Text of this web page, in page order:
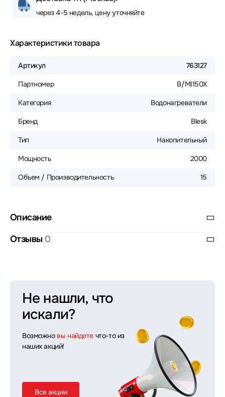
через 4-5 недель, цену уточняйте
Характеристики товара
Артикул 763127
Партномер B/MI150X
Категория Водонагреватели
Бренд Blesk
Тип Накопительный
Мощность 2000
Объем / Производительность 15
Описание
Отзывы 0
Не нашли, что
искали?
Возможно вы найдете что-то из
наших акций!
Все акции